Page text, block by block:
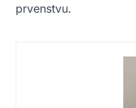
prvenstvu.